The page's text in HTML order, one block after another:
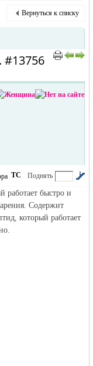
›
Вернуться к списку
#13756
Поднять
ТС
быстро и
Содержит
который работает